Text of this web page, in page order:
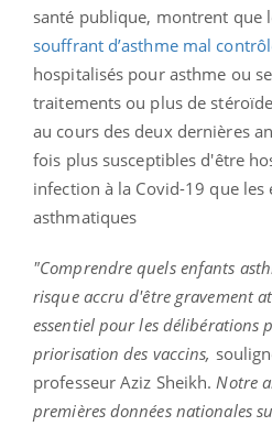
santé publique, montrent que
souffrant d’asthme mal
hospitalisés pour asthme ou
traitements ou plus de
au cours des deux dernières
fois plus susceptibles d'être
infection à la Covid-19 que les
asthmatiques
"Comprendre quels enfants
risque accru d'être gravement
essentiel pour les délibérations
priorisation des vaccins,
professeur Aziz Sheikh. Notre
premières données nationales